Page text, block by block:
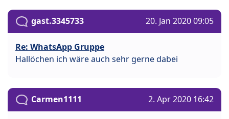
gast.3345733 20. Jan 2020 09:05
Re: WhatsApp Gruppe
Hallöchen ich wäre auch sehr gerne dabei
Carmen1111 2. Apr 2020 16:42